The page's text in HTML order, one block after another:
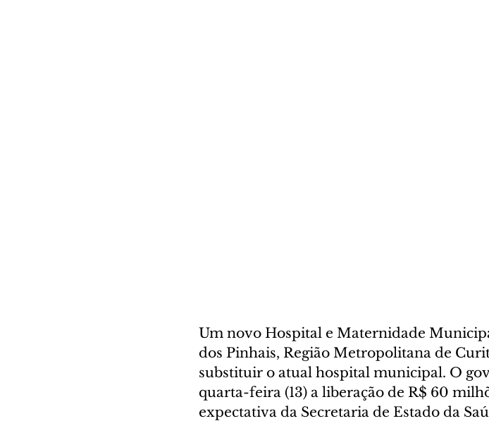
Um novo Hospital e Maternidade
dos Pinhais, Região Metropolitana de
substituir o atual hospital municipal. O
quarta-feira (13) a liberação de R$ 60
expectativa da Secretaria de Estado da